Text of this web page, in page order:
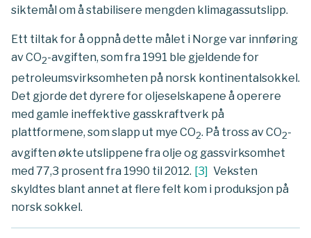
siktemål om å stabilisere mengden klimagassutslipp.
Ett tiltak for å oppnå dette målet i Norge var innføring
av CO2-avgiften, som fra 1991 ble gjeldende for
petroleumsvirksomheten på norsk kontinentalsokkel.
Det gjorde det dyrere for oljeselskapene å operere
med gamle ineffektive gasskraftverk på
plattformene, som slapp ut mye CO2. På tross av CO2-
avgiften økte utslippene fra olje og gassvirksomhet
med 77,3 prosent fra 1990 til 2012. [3] Veksten
skyldtes blant annet at flere felt kom i produksjon på
norsk sokkel.